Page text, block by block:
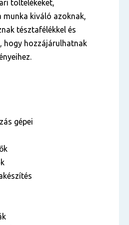
töltelékeket,
munka kiváló azoknak,
tésztafélékkel és
hogy hozzájárulhatnak
gépei